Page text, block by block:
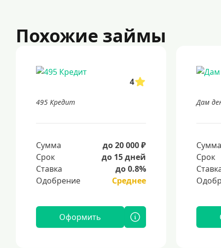
Похожие займы
4
495 Кредит
Сумма
до 20 000 ₽
Срок
до 15 дней
Ставка
до 0.8%
Одобрение
Среднее
Оформить
Дам
Сумма
Срок